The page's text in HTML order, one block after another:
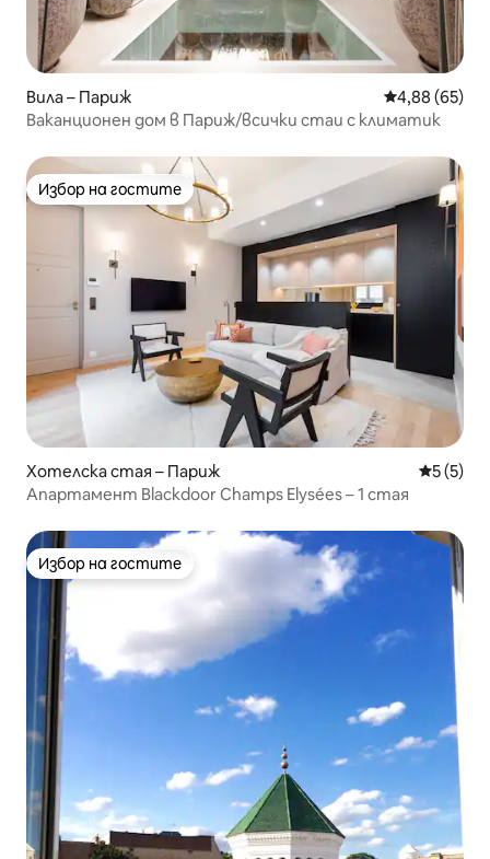
Вила – Париж Средна
4,88 (65)
Ваканционен дом в Париж/всички стаи с климатик
Избор на гостите
Избор на гостите
Хотелска стая – Париж Средна
5 (5)
Апартамент Blackdoor Champs Elysées – 1 стая
Избор на гостите
Избор на гостите